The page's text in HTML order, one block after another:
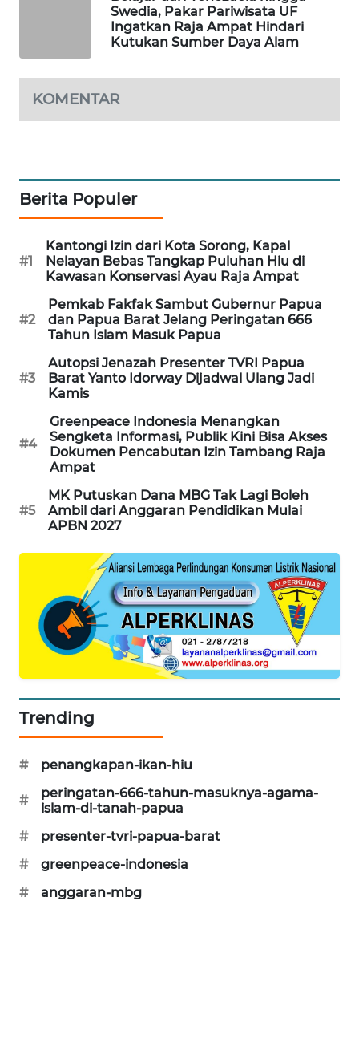
Swedia, Pakar Pariwisata UF
Ingatkan Raja Ampat Hindari
Kutukan Sumber Daya Alam
KOMENTAR
Berita Populer
#1
Kantongi Izin dari Kota Sorong, Kapal
Nelayan Bebas Tangkap Puluhan Hiu di
Kawasan Konservasi Ayau Raja Ampat
#2
Pemkab Fakfak Sambut Gubernur Papua
dan Papua Barat Jelang Peringatan 666
Tahun Islam Masuk Papua
#3
Autopsi Jenazah Presenter TVRI Papua
Barat Yanto Idorway Dijadwal Ulang Jadi
Kamis
#4
Greenpeace Indonesia Menangkan
Sengketa Informasi, Publik Kini Bisa Akses
Dokumen Pencabutan Izin Tambang Raja
Ampat
#5
MK Putuskan Dana MBG Tak Lagi Boleh
Ambil dari Anggaran Pendidikan Mulai
APBN 2027
Trending
# penangkapan-ikan-hiu
#
peringatan-666-tahun-masuknya-agama-
islam-di-tanah-papua
#
presenter-tvri-papua-barat
#
greenpeace-indonesia
#
anggaran-mbg
NEWS
NEWS
KRT
NEWS
KARING
NEWS
JURNAL
MARITIM
HUMBANG
NEWS
GARONGGANG
NEWS
FISUELRI
NEWS
CILEUNGSI
NEWS
BERKAT
NEWS
NEWS
ANUGERAH
NEWS
AKHLAK
ID